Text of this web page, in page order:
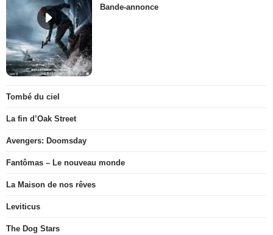
Bande-annonce
Tombé du ciel
La fin d’Oak Street
Avengers: Doomsday
Fantômas – Le nouveau monde
La Maison de nos rêves
Leviticus
The Dog Stars